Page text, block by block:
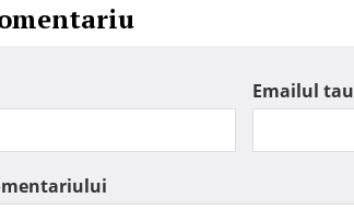
Emailul tau